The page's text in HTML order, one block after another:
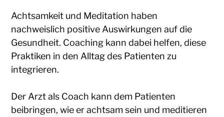
Achtsamkeit und Meditation haben
nachweislich positive Auswirkungen auf die
Gesundheit. Coaching kann dabei helfen, diese
Praktiken in den Alltag des Patienten zu
integrieren.
Der Arzt als Coach kann dem Patienten
beibringen, wie er achtsam sein und meditieren